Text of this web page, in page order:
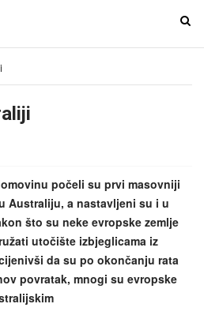
T
počeli su prvi masovniji
Australiju, a nastavljeni su i u
što su neke evropske zemlje
utočište izbjeglicama iz
da su po okončanju rata
povratak, mnogi su evropske